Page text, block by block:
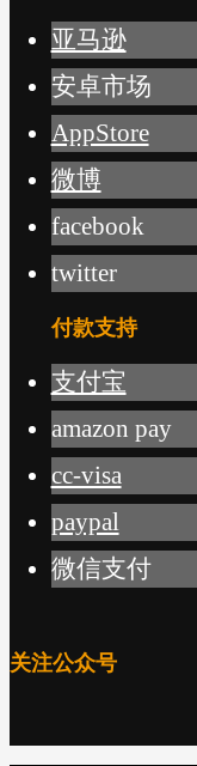
亚马逊
安卓市场
AppStore
微博
facebook
twitter
付款支持
支付宝
amazon pay
cc-visa
paypal
微信支付
关注公众号